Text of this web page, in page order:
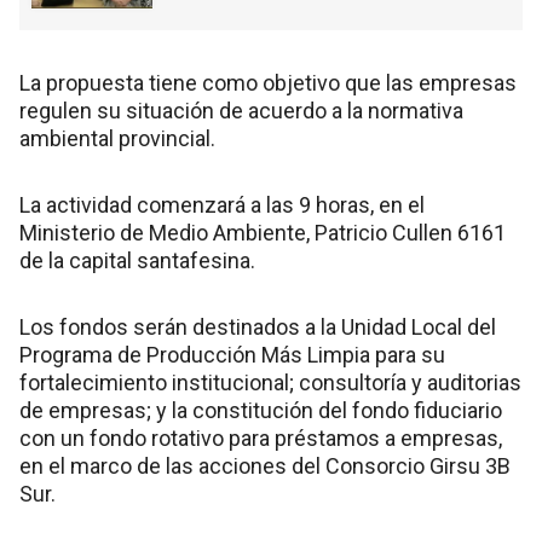
La propuesta tiene como objetivo que las empresas
regulen su situación de acuerdo a la normativa
ambiental provincial.
La actividad comenzará a las 9 horas, en el
Ministerio de Medio Ambiente, Patricio Cullen 6161
de la capital santafesina.
Los fondos serán destinados a la Unidad Local del
Programa de Producción Más Limpia para su
fortalecimiento institucional; consultoría y auditorias
de empresas; y la constitución del fondo fiduciario
con un fondo rotativo para préstamos a empresas,
en el marco de las acciones del Consorcio Girsu 3B
Sur.